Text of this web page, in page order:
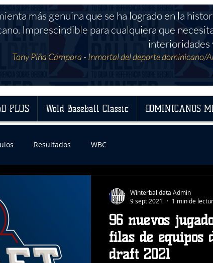
PLUS Wold Baseball Classic DOMINICANOS
más genuina que se ha logrado en la
Imprescindible para cualquiera que
interioridades
Tony Piña Cámpora - Inmortal del deporte
Resultados WBC
96 nuevos
filas de equipos
draft 2021
Winterballdata Admin
9 sept 2021
1 min de